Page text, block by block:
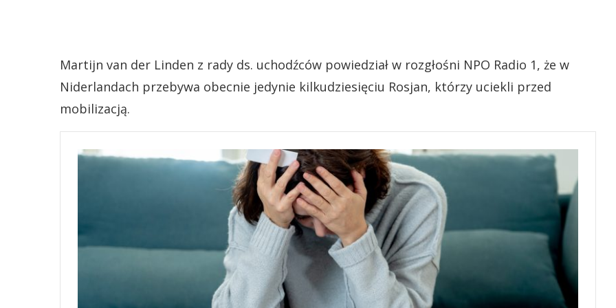
Martijn van der Linden z rady ds. uchodźców powiedział w rozgłośni NPO Radio 1, że w
Niderlandach przebywa obecnie jedynie kilkudziesięciu Rosjan, którzy uciekli przed
mobilizacją.